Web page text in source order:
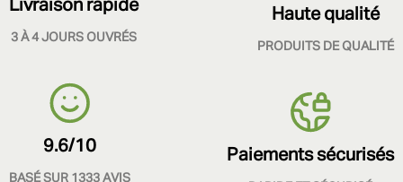
Livraison rapide
3 À 4 JOURS OUVRÉS
Haute qualité
PRODUITS DE QUALITÉ
9.6/10
BASÉ SUR 1333 AVIS
Paiements sécurisés